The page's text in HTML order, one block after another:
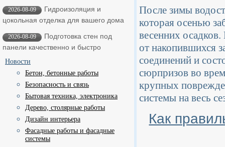
2026-08-09
Гидроизоляция и
цокольная отделка для вашего дома
2026-08-09
Подготовка стен под
панели качественно и быстро
Новости
Бетон, бетонные работы
Безопасность и связь
Бытовая техника, электроника
Дерево, столярные работы
Дизайн интерьера
Фасадные работы и фасадные
системы
После зимы
которая осенью
весенних
от накопившихся
соединений и
сюрпризов во
крупных
системы на весь
Как